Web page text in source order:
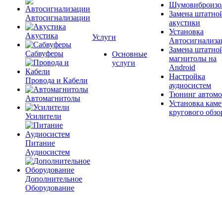
Автосигнализации
Акустика
Сабвуферы
Провода и Кабели
Автомагнитолы
Усилители
Питание
Аудиосистем
Дополнительное
Оборудование
Услуги
Основные
услуги
Замена
акустики
Установка
Замена
магнитолы на
Android
Настройка
аудиосистем
Тюнинг
Установка
кругового